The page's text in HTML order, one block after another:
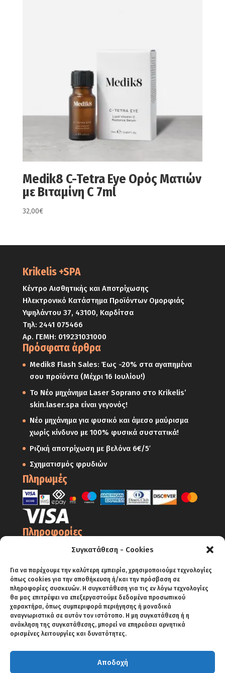
Συγκατάθεση - Cookies
Για να παρέχουμε την καλύτερη εμπειρία, χρησιμοποιούμε τεχνολογίες
όπως cookies για την αποθήκευση ή/και την πρόσβαση σε
πληροφορίες συσκευών. Η συγκατάθεση για τις εν λόγω τεχνολογίες
θα μας επιτρέψει να επεξεργαστούμε δεδομένα προσωπικού
χαρακτήρα, όπως συμπεριφορά περιήγησης ή μοναδικά
αναγνωριστικά σε αυτόν τον ιστότοπο. Η μη συγκατάθεση ή η
ανάκληση της συγκατάθεσης, μπορεί να επηρεάσει αρνητικά
ορισμένες λειτουργίες και δυνατότητες.
Αποδοχή
Medik8 C-Tetra Eye Ορός Ματιών
με Βιταμίνη C 7ml
32,00€
Krikelis +SPA
Κέντρο Αισθητικής και Αποτρίχωσης
Ηλεκτρονικό Κατάστημα Προϊόντων Ομορφιάς
Υψηλάντου 37, 43100, Καρδίτσα
Τηλ: 2441 075466
Αρ. ΓΕΜΗ: 019231031000
Πρόσφατα άρθρα
Medik8 Flash Sales: Έως -20% στα αγαπημένα
σου προϊόντα (Μέχρι 16 Ιουλίου!)
Το Νέο μηχάνημα Laser Soprano στο Krikelis’
skin.laser.spa είναι γεγονός!
Νέο μηχάνημα για φυσικό και άμεσο μαύρισμα
χωρίς κίνδυνο με 100% φυσικά συστατικά!
Ριζική αποτρίχωση με βελόνα 6€/5′
Σχηματισμός φρυδιών
Πληρωμές
Πληροφορίες
Ο Λογαριασμός μου
Πολιτική Απορρήτου – Cookies
Πολιτική Επιστροφών
Αποστολές
Πληρωμές